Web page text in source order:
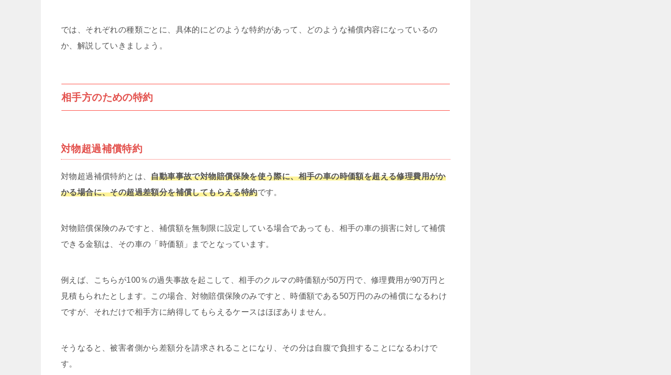
では、それぞれの種類ごとに、具体的にどのような特約があって、どのような補償内容になっているの
か、解説していきましょう。
相手方のための特約
対物超過補償特約
対物超過補償特約とは、自動車事故で対物賠償保険を使う際に、相手の車の時価額を超える修理費用がか
かる場合に、その超過差額分を補償してもらえる特約です。
対物賠償保険のみですと、補償額を無制限に設定している場合であっても、相手の車の損害に対して補償
できる金額は、その車の「時価額」までとなっています。
例えば、こちらが100％の過失事故を起こして、相手のクルマの時価額が50万円で、修理費用が90万円と
見積もられたとします。この場合、対物賠償保険のみですと、時価額である50万円のみの補償になるわけ
ですが、それだけで相手方に納得してもらえるケースはほぼありません。
そうなると、被害者側から差額分を請求されることになり、その分は自腹で負担することになるわけで
す。